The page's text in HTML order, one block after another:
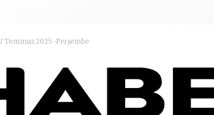
Temmuz 2025 -Perşembe